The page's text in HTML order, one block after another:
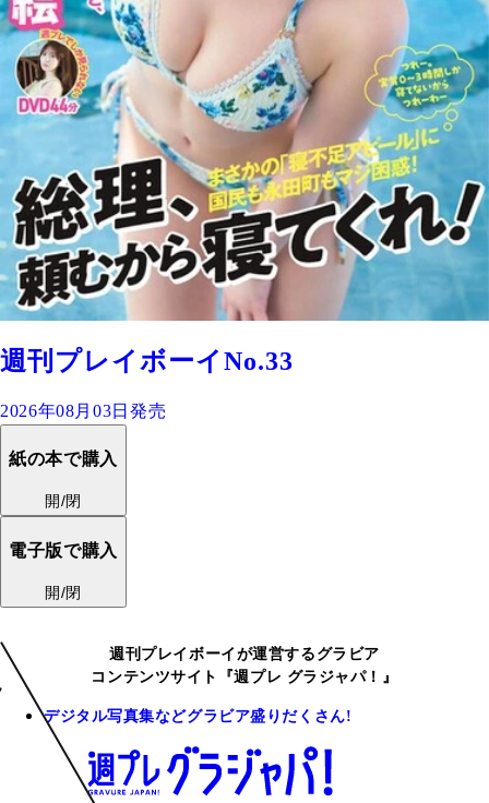
週刊プレイボーイNo.33
2026年08月03日発売
紙の本で購入
開/閉
電子版で購入
開/閉
週刊プレイボーイが運営するグラビア
コンテンツサイト『週プレ グラジャパ！』
デジタル写真集などグラビア盛りだくさん!